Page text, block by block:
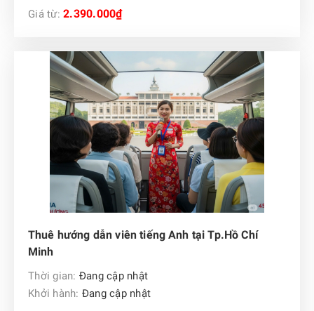
Giá từ: 2.390.000₫
Thuê hướng dẫn viên tiếng Anh tại Tp.Hồ Chí
Minh
Thời gian: Đang cập nhật
Khởi hành: Đang cập nhật